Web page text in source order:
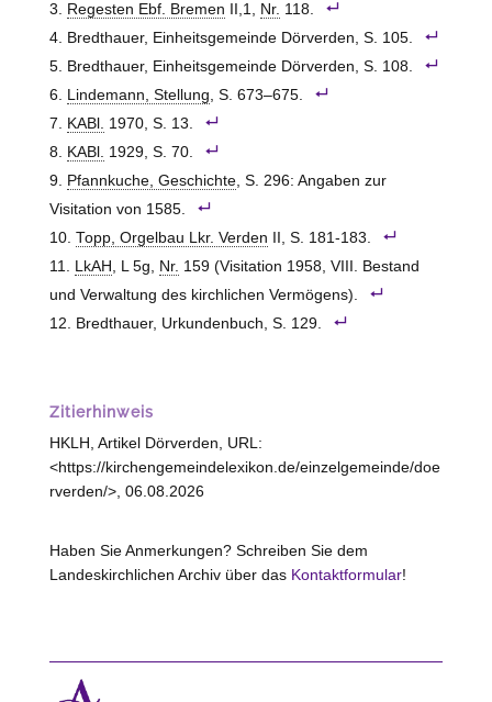
Regesten Ebf. Bremen II,1, Nr. 118.
Bredthauer, Einheitsgemeinde Dörverden, S. 105.
Bredthauer, Einheitsgemeinde Dörverden, S. 108.
Lindemann, Stellung, S. 673–675.
KABl. 1970, S. 13.
KABl. 1929, S. 70.
Pfannkuche, Geschichte, S. 296: Angaben zur
Visitation von 1585.
Topp, Orgelbau Lkr. Verden II, S. 181-183.
LkAH , L 5g, Nr. 159 (Visitation 1958, VIII. Bestand
und Verwaltung des kirchlichen Vermögens).
Bredthauer, Urkundenbuch, S. 129.
Zitierhinweis
HKLH, Artikel Dörverden, URL:
<https://kirchengemeindelexikon.de/einzelgemeinde/doe
rverden/>, 06.08.2026
Haben Sie Anmerkungen? Schreiben Sie dem
Landeskirchlichen Archiv über das Kontaktformular!